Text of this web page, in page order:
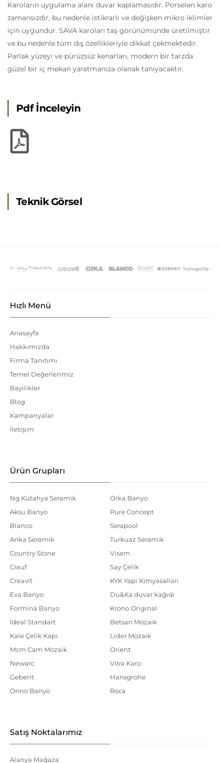
Karoların uygulama alanı duvar kaplamasıdır. Porselen karo
zamansızdır, bu nedenle istikrarlı ve değişken mikro iklimler
için uygundur. SAVA karoları taş görünümünde üretilmiştir
ve bu nedenle tüm dış özellikleriyle dikkat çekmektedir.
Parlak yüzeyi ve pürüzsüz kenarları, modern bir tarzda
güzel bir iç mekan yaratmanıza olanak tanıyacaktır.
Pdf İnceleyin
Teknik Görsel
Hızlı Menü
Anasayfa
Hakkımızda
Firma Tanıtımı
Temel Değerlerimiz
Bayilikler
Blog
Kampanyalar
İletişim
Ürün Grupları
Ng Kütahya Seramik
Aksu Banyo
Blanco
Anka Seramik
Country Stone
Crauf
Creavit
Eva Banyo
Formina Banyo
İdeal Standart
Kale Çelik Kapı
Mcm Cam Mozaik
Newarc
Geberit
Onno Banyo
Orka Banyo
Pure Concept
Serapool
Turkuaz Seramik
Visam
Say Çelik
KYK Yapı Kimyasalları
Du&Ka duvar kağıdı
Krono Original
Betsan Mozaik
Lider Mozaik
Orient
Vitra Karo
Hansgrohe
Roca
Satış Noktalarımız
Alanya Mağaza